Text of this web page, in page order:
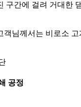
구간에 걸려 거대한
객님께서는 비로소 고
공정